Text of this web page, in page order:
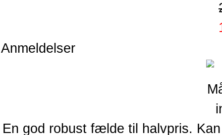
Anmeldelser
En god robust fælde til halvpris.